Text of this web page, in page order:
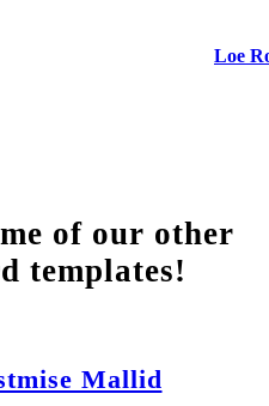
Loe
of our other
templates!
Mallid